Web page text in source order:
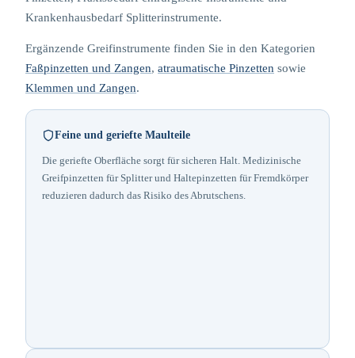
Krankenhausbedarf Splitterinstrumente.
Ergänzende Greifinstrumente finden Sie in den Kategorien
Faßpinzetten und Zangen, atraumatische Pinzetten sowie
Klemmen und Zangen.
Feine und geriefte Maulteile
Die geriefte Oberfläche sorgt für sicheren Halt. Medizinische
Greifpinzetten für Splitter und Haltepinzetten für Fremdkörper
reduzieren dadurch das Risiko des Abrutschens.